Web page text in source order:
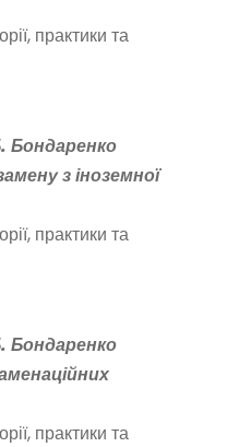
практики та
Бондаренко
з іноземної
практики та
Бондаренко
практики та